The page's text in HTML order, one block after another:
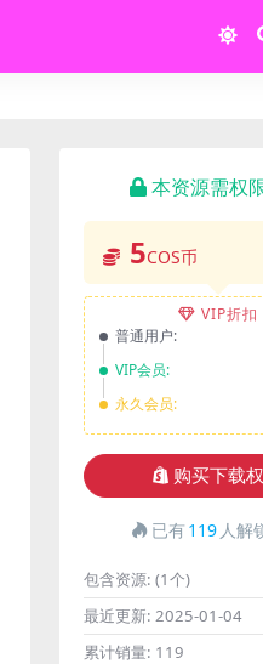
本资源需权
5COS币
VIP折扣
普通用户:
VIP会员:
永久会员:
购买下载
已有119 人解
包含资源: (1个)
最近更新: 2025-01-04
累计销量: 119